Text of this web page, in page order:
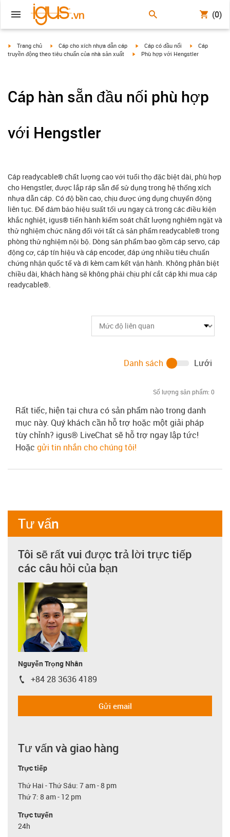
(0)
igus-icon-arrow-right
Trang chủ igus-icon-arrow-right
Cáp cho xích nhựa dẫn cáp igus-icon-arrow-right
Cáp có đầu nối igus-icon-
Cáp
truyền động theo tiêu chuẩn của nhà sản xuất
igus-icon-arrow-right
Phù hợp với Hengstler
Cáp hàn sẵn đầu nối phù hợp
với Hengstler
Cáp readycable® chất lượng cao với tuổi thọ đặc biệt dài, phù hợp
cho Hengstler, được lắp ráp sẵn để sử dụng trong hệ thống xích
nhựa dẫn cáp. Có độ bền cao, chịu được ứng dụng chuyển động
liên tục. Để đảm bảo hiệu suất tối ưu ngay cả trong các điều kiện
khắc nghiệt, igus® tiến hành kiểm soát chất lượng nghiêm ngặt và
thử nghiệm chức năng đối với tất cả sản phẩm readycable® trong
phòng thử nghiệm nội bộ. Dòng sản phẩm bao gồm cáp servo, cáp
động cơ, cáp tín hiệu và cáp encoder, đáp ứng nhiều tiêu chuẩn
chứng nhận quốc tế và đi kèm cam kết vận hành. Không phân biệt
chiều dài, khách hàng sẽ không phải chịu phí cắt cáp khi mua cáp
readycable®.
Số lượng sản phẩm: 0
Danh sách Lưới
Rất tiếc, hiện tại chưa có sản phẩm nào trong danh
mục này. Quý khách cần hỗ trợ hoặc một giải pháp
tùy chỉnh? igus® LiveChat sẽ hỗ trợ ngay lập tức!
Hoặc gửi tin nhắn cho chúng tôi!
Tư vấn
Tôi sẽ rất vui được trả lời trực tiếp
các câu hỏi của bạn
Nguyễn Trọng Nhân
igus-icon-phone
+84 28 3636 4189
Gửi email
Tư vấn và giao hàng
Trực tiếp
Thứ Hai - Thứ Sáu: 7 am - 8 pm
Thứ 7: 8 am - 12 pm
Trực tuyến
24h